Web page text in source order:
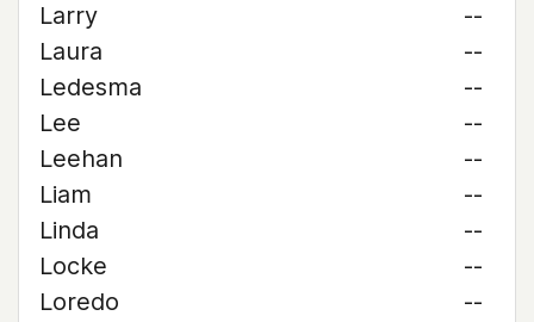
Larry
--
Laura
--
Ledesma
--
Lee
--
Leehan
--
Liam
--
Linda
--
Locke
--
Loredo
--